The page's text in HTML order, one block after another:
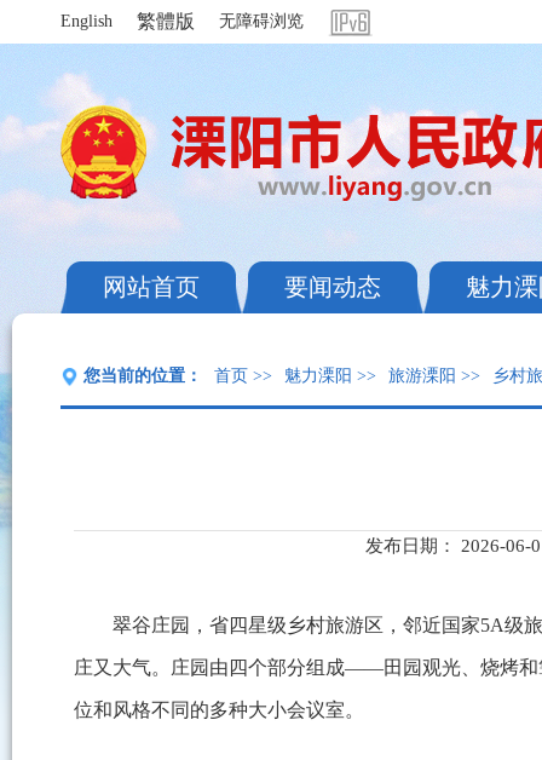
English 繁體版 无障碍浏览
网站首页 要闻动态 魅力
您当前的位置： 首页 >> 魅力溧阳 >> 旅游溧阳 >> 乡村
发布日期： 2026-06-
翠谷庄园，省四星级乡村旅游区，邻近国家5A级
庄又大气。庄园由四个部分组成——田园观光、烧烤和
位和风格不同的多种大小会议室。